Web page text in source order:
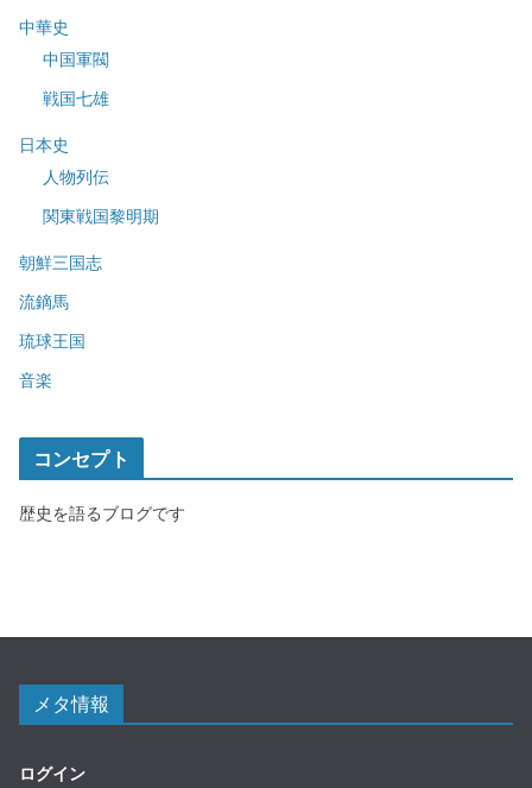
中華史
中国軍閥
戦国七雄
日本史
人物列伝
関東戦国黎明期
朝鮮三国志
流鏑馬
琉球王国
音楽
コンセプト
歴史を語るブログです
メタ情報
ログイン